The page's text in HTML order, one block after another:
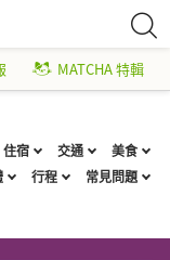
MATCHA 特輯
住宿 交通
美食
行程 常見問題